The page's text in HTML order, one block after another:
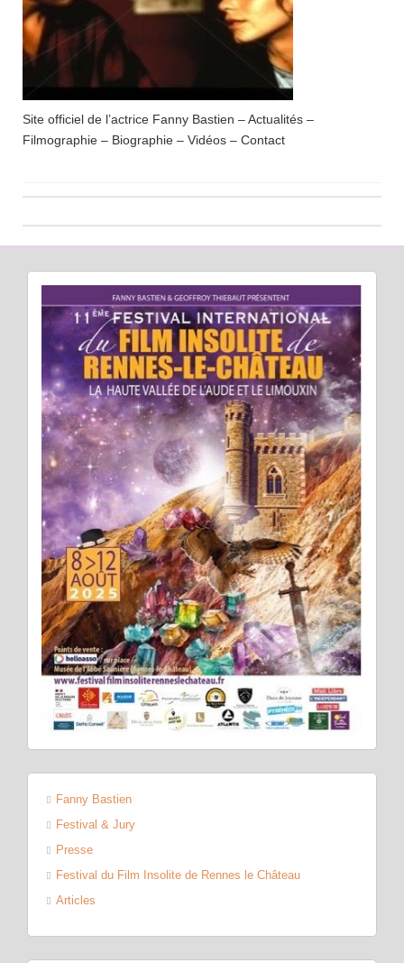
Site officiel de l’actrice Fanny Bastien – Actualités –
Filmographie – Biographie – Vidéos – Contact
Fanny Bastien
Festival & Jury
Presse
Festival du Film Insolite de Rennes le Château
Articles